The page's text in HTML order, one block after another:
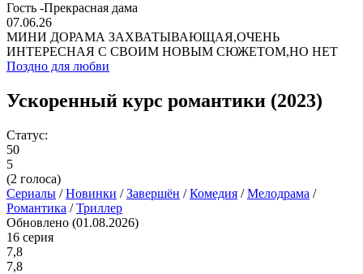
Гость -Прекрасная дама
07.06.26
МИНИ ДОРАМА ЗАХВАТЫВАЮЩАЯ,ОЧЕНЬ
ИНТЕРЕСНАЯ С СВОИМ НОВЫМ СЮЖЕТОМ,НО НЕТ
Поздно для любви
Ускоренный курс романтики (2023)
Статус:
50
5
(2 голоса)
Сериалы /Новинки /Завершён /Комедия /Мелодрама /
Романтика /Триллер
Обновлено (01.08.2026)
16 серия
7,8
7,8